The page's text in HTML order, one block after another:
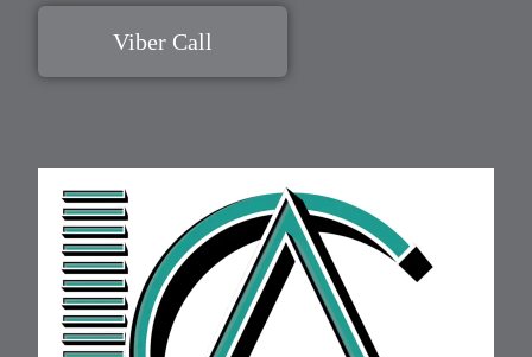
Viber Call